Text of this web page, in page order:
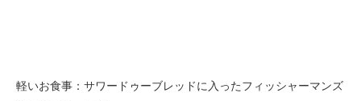
軽いお食事：サワードゥーブレッドに入ったフィッシャーマンズ